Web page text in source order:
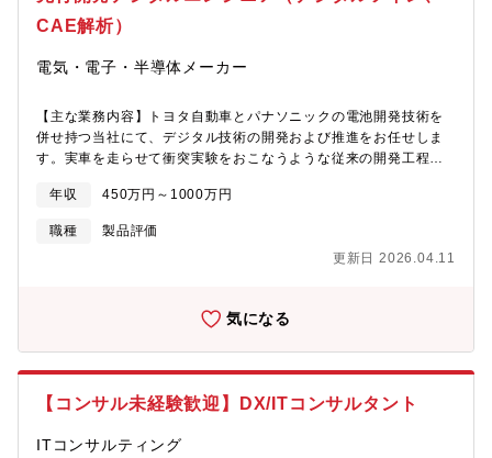
り、内装も新しくIT職の方々の働きやすさを追求しております。
★やりがい：・大規模システム更改などに携わるチャンス・ユー
ザーサイドに近く超上流工程に関われますので、自ら関わった開
人様の強み・希望をふまえた上でのキャリア形成が可能
盤技術部は当社のインフラ基盤を担う組織です。基盤技術ごとに5
ステム、フレームワーク、OA環境で編成されています。金融業の
ただきます。■働き方：残業時間は月平均20～30時間で、40時間
を超えるとアラートが上がる仕組みです。時差出勤、週2回前後の
在宅勤務も相談可能で、ワークライフバランスを重視できる環境
です。■システム環境：IBMホスト（Z/OS）、オープンシステム
（Azure, AWS等）【魅力】★ビジネスならではのIT部門の重要
性：同社業務はシステムの品質が顧客の課題解決に大きく直結す
携わるチャンス・ユーザーサイドに近く超上流工程に関われます
す。★キャリアステップご入社後は、システムの戦略の企画・開
発・基盤・運用等、ご本人様の強み・希望をふまえた上でのキャ
リア形成が可能
CAE解析）
電気・電子・半導体メーカー
【主な業務内容】トヨタ自動車とパナソニックの電池開発技術を
併せ持つ当社にて、デジタル技術の開発および推進をお任せしま
す。実車を走らせて衝突実験をおこなうような従来の開発工程か
法・設備の完成度を高める仕組みをつくります。デジタル技術の
活用によって「開発から量産までのリードタイム短縮」や「量産
トラブルの早期解決・未然防止」に貢献します。このようなデジ
タルツインの実現によって、従来の「実機で確認」から「予測で
電池開発、要素技術開発、工程改善■データの蓄積・可視化・分析
ション技術開発，CAE技術開発，モデルベース開発（MBD）、
要素技術開発、生産準備への適用※参考：デジタルツインの実現
員インタビュー
年収 450万円～1000万円
職種
製品評価
更新日 2026.04.11
気になる
【コンサル未経験歓迎】DX/ITコンサルタント
ITコンサルティング